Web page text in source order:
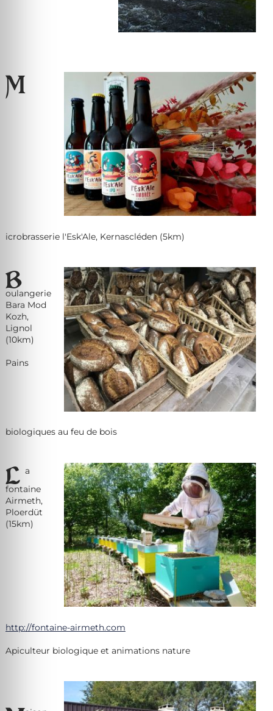
M
icrobrasserie l'Esk'Ale, Kernascléden (5km)
B
oulangerie
Bara Mod
Kozh,
Lignol
(10km)
Pains
biologiques au feu de bois
L a
fontaine
Airmeth,
Ploerdüt
(15km)
http://fontaine-airmeth.com
Apiculteur biologique et animations nature